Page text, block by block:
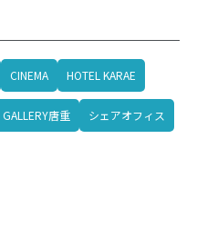
CINEMA HOTEL KARAE
GALLERY唐重 シェアオフィス